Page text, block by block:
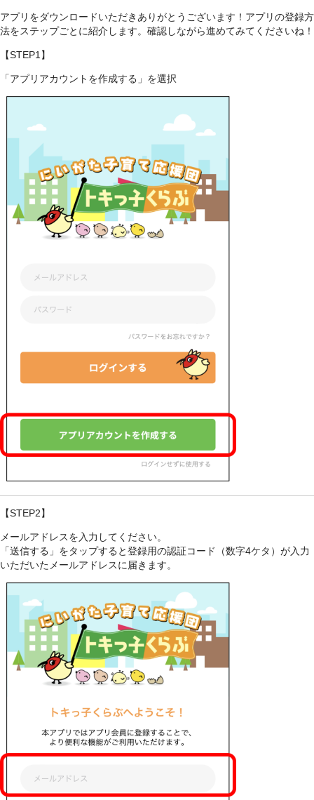
アプリをダウンロードいただきありがとうございます！アプリの登録方
法をステップごとに紹介します。確認しながら進めてみてくださいね！
【STEP1】
「アプリアカウントを作成する」を選択
【STEP2】
メールアドレスを入力してください。
「送信する」をタップすると登録用の認証コード（数字4ケタ）が入力
いただいたメールアドレスに届きます。